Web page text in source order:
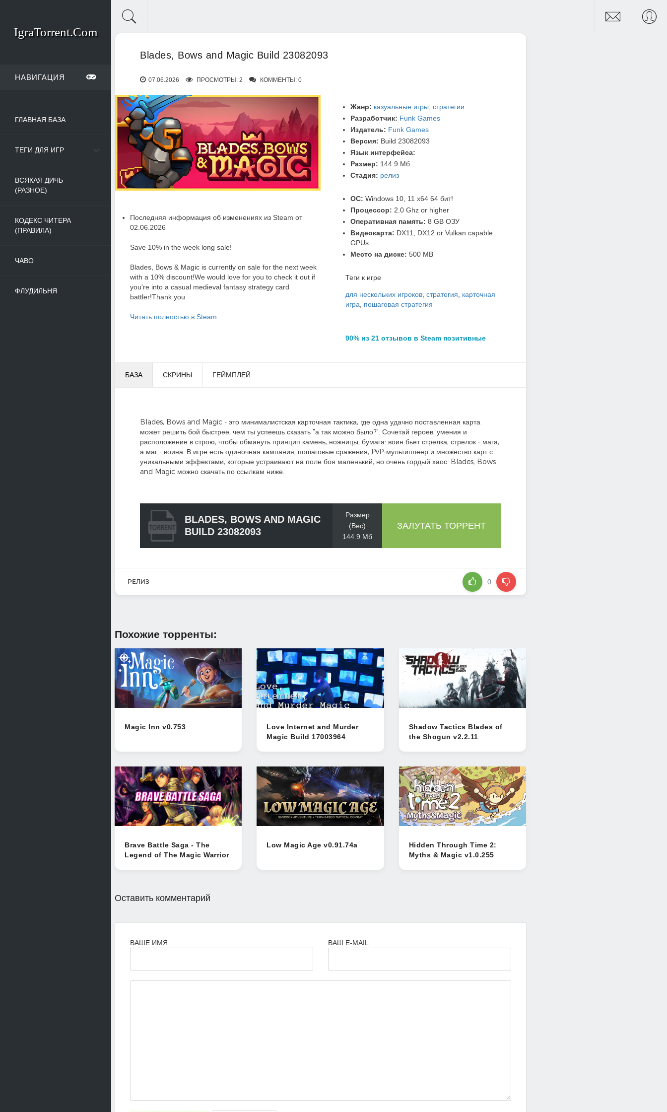
IgraTorrent.Com
НАВИГАЦИЯ
ГЛАВНАЯ БАЗА
ТЕГИ ДЛЯ ИГР
ВСЯКАЯ ДИЧЬ
(РАЗНОЕ)
КОДЕКС ЧИТЕРА
(ПРАВИЛА)
ЧАВО
ФЛУДИЛЬНЯ
Blades, Bows and Magic Build 23082093
07.06.2026 ПРОСМОТРЫ: 2 КОММЕНТЫ: 0
Последняя информация об изменениях из Steam от
02.06.2026
Save 10% in the week long sale!
Blades, Bows & Magic is currently on sale for the next week
with a 10% discount!We would love for you to check it out if
you're into a casual medieval fantasy strategy card
battler!Thank you
Читать полностью в Steam
Жанр: казуальные игры стратегии
Разработчик: Funk Games
Издатель: Funk Games
Версия: Build 23082093
Язык интерфейса:
Размер: 144.9 Мб
Стадия: релиз
ОС: Windows 10, 11 x64 64 бит!
Процессор: 2.0 Ghz or higher
Оперативная память: 8 GB ОЗУ
Видеокарта: DX11, DX12 or Vulkan capable
GPUs
Место на диске: 500 MB
Теги к игре
для нескольких игроков, стратегия
карточная
игра
пошаговая стратегия
90% из 21 отзывов в Steam позитивные
БАЗА СКРИНЫ ГЕЙМПЛЕЙ
Blades, Bows and Magic - это минималистская карточная тактика, где одна удачно поставленная карта
может решить бой быстрее, чем ты успеешь сказать "а так можно было?". Сочетай героев, умения и
расположение в строю, чтобы обмануть принцип камень, ножницы, бумага: воин бьет стрелка, стрелок - мага,
а маг - воина. В игре есть одиночная кампания, пошаговые сражения, PvP-мультиплеер и множество карт с
уникальными эффектами, которые устраивают на поле боя маленький, но очень гордый хаос. Blades, Bows
and Magic можно скачать по ссылкам ниже.
BLADES, BOWS AND MAGIC
BUILD 23082093
Размер
(Вес)
144.9 Мб
ЗАЛУТАТЬ ТОРРЕНТ
РЕЛИЗ 0
Похожие торренты:
Magic Inn v0.753
Love Internet and Murder
Magic Build 17003964
Shadow Tactics Blades of
the Shogun v2.2.11
Brave Battle Saga - The
Legend of The Magic Warrior
Low Magic Age v0.91.74a
Hidden Through Time 2:
Myths & Magic v1.0.255
Оставить комментарий
ВАШЕ ИМЯ ВАШ E-MAIL